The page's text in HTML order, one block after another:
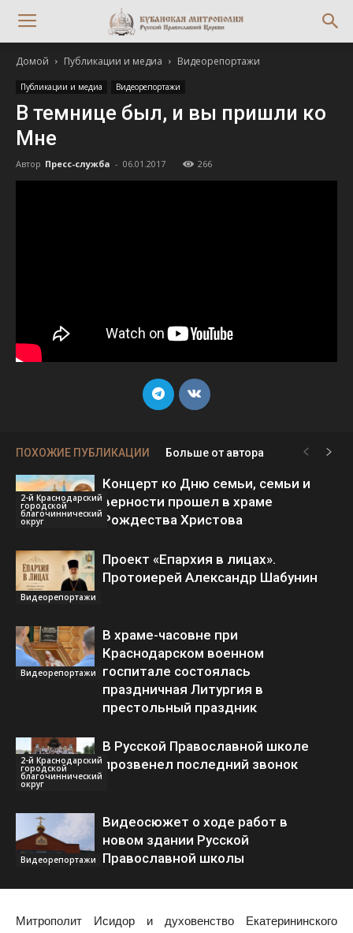
Домой Публикации и медиа Видеорепортажи
Публикации и медиа Видеорепортажи
В темнице был, и вы пришли ко
Мне
Автор Пресс-служба - 06.01.2017 266
ПОХОЖИЕ ПУБЛИКАЦИИ Больше от автора
2-й Краснодарский
городской
благочиннический
округ
Концерт ко Дню семьи, семьи и
верности прошел в храме
Рождества Христова
Видеорепортажи
Проект «Епархия в лицах».
Протоиерей Александр Шабунин
Видеорепортажи
В храме-часовне при
Краснодарском военном
госпитале состоялась
праздничная Литургия в
престольный праздник
2-й Краснодарский
городской
благочиннический
округ
В Русской Православной школе
прозвенел последний звонок
Видеорепортажи
Видеосюжет о ходе работ в
новом здании Русской
Православной школы
Митрополит Исидор и духовенство Екатерининского